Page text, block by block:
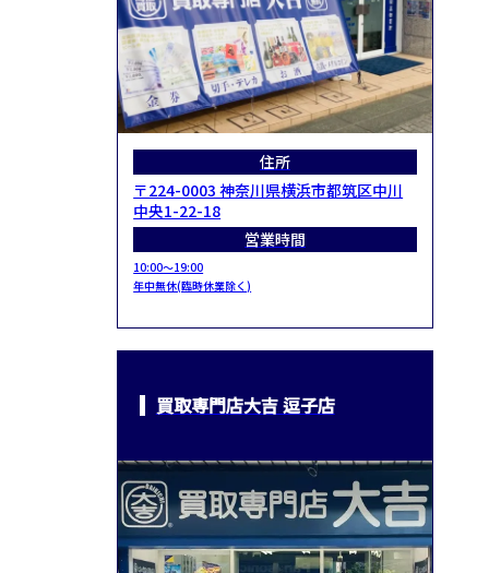
住所
〒224-0003 神奈川県横浜市都筑区中川
中央1-22-18
営業時間
10:00～19:00
年中無休(臨時休業除く)
買取専門店大吉 逗子店